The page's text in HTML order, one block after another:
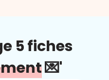
5 fiches
💌'